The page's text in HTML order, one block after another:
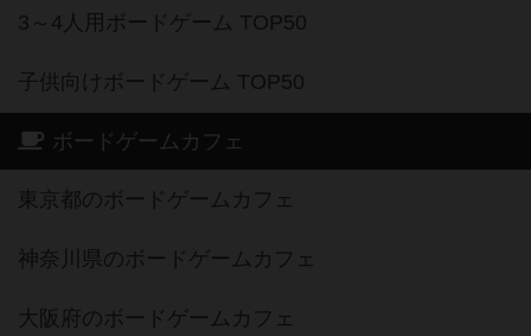
3～4人用ボードゲーム TOP50
子供向けボードゲーム TOP50
ボードゲームカフェ
東京都のボードゲームカフェ
神奈川県のボードゲームカフェ
大阪府のボードゲームカフェ